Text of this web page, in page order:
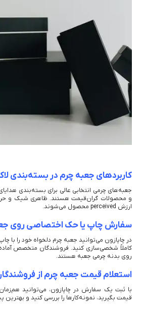
کاربردهای جعبه چرم در بسته‌بندی
جعبه‌های چرمی انتخابی عالی برای بسته‌بندی
و محصولات گران‌قیمت هستند. ظاهری شیک و
ارزش perceived محصول می‌شوند.
سفارش چاپ یا حک اختصاصی روی
در چاپازون می‌توانید جعبه چرم دلخواه خود را با
کاملاً شخصی‌سازی کنید. فروشندگان متخصص
روی بدنه چرمی جعبه هستند.
استعلام قیمت جعبه چرم از
با ثبت یک سفارش در چاپازون، می‌توانید
قیمت بگیرید، نمونه‌کارها را بررسی کنید و بهترین